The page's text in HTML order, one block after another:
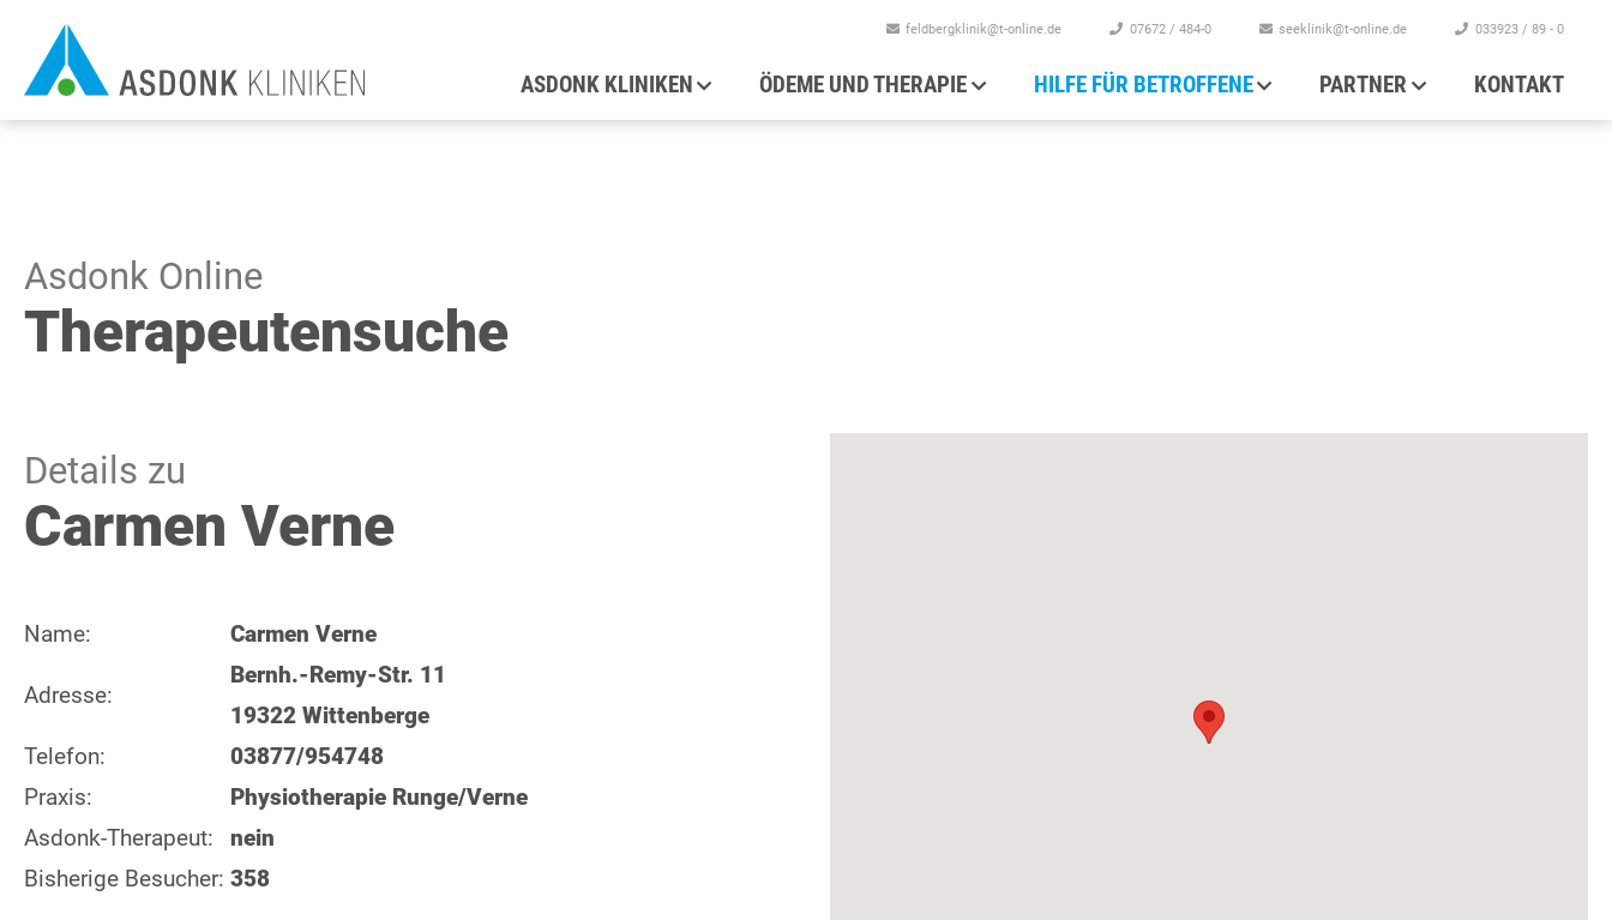
zum
Inhalt
Hauptnavigation
ASDONK KLINIKEN ÖDEME UND THERAPIE HILFE FÜR BETROFFENE PARTNER KONTAKT
feldbergklinik@t-online.de 07672 / 484-0 seeklinik@t-online.de 033923 / 89 - 0
Asdonk Online
Therapeutensuche
Details zu
Carmen Verne
Name: Carmen Verne
Adresse:
Bernh.-Remy-Str. 11
19322 Wittenberge
Telefon:
03877/954748
Praxis:
Physiotherapie Runge/Verne
Asdonk-Therapeut:
nein
Bisherige Besucher: 358